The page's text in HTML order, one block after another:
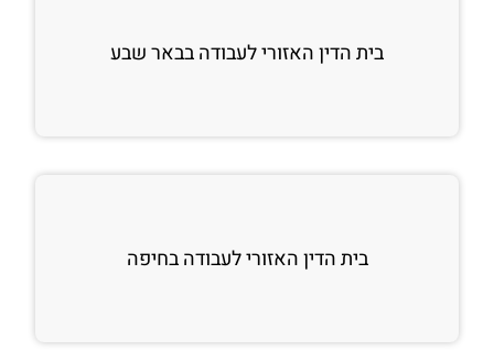
בית הדין האזורי לעבודה בבאר שבע
בית הדין האזורי לעבודה בחיפה